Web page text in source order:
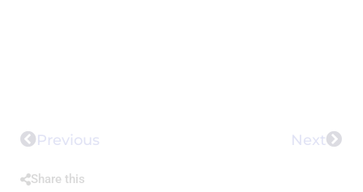
Previous Next
Share this